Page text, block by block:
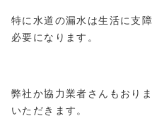
特に水道の漏水は生活に支
必要になります。
弊社か協力業者さんもおり
いただきます。